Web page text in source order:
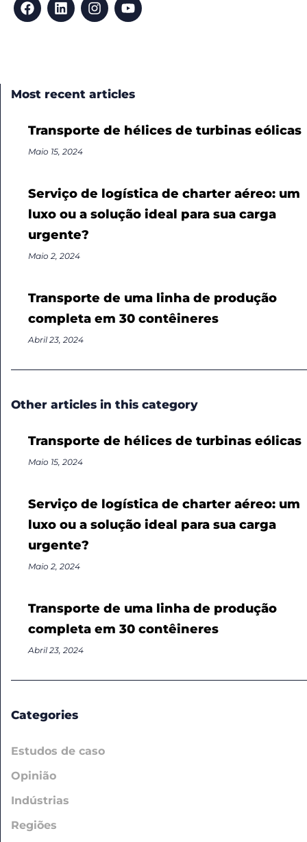
Most recent articles
Transporte de hélices de turbinas eólicas
Maio 15, 2024
Serviço de logística de charter aéreo: um
luxo ou a solução ideal para sua carga
urgente?
Maio 2, 2024
Transporte de uma linha de produção
completa em 30 contêineres
Abril 23, 2024
Other articles in this category
Transporte de hélices de turbinas eólicas
Maio 15, 2024
Serviço de logística de charter aéreo: um
luxo ou a solução ideal para sua carga
urgente?
Maio 2, 2024
Transporte de uma linha de produção
completa em 30 contêineres
Abril 23, 2024
Categories
Estudos de caso
Opinião
Indústrias
Regiões